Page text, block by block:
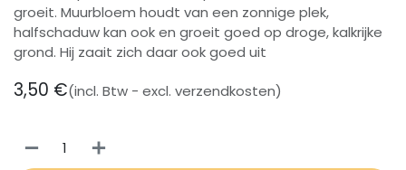
groeit. Muurbloem houdt van een zonnige plek,
halfschaduw kan ook en groeit goed op droge, kalkrijke
grond. Hij zaait zich daar ook goed uit
3,50 €(incl. Btw - excl. verzendkosten)